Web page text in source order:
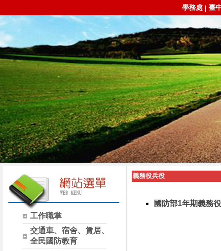
學務處| 臺
工作職掌
交通車、宿舍、賃居、
全民國防教育
義務役兵役
國防部1年期義務